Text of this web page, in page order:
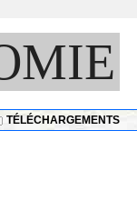
TÉLÉCHARGEMENTS